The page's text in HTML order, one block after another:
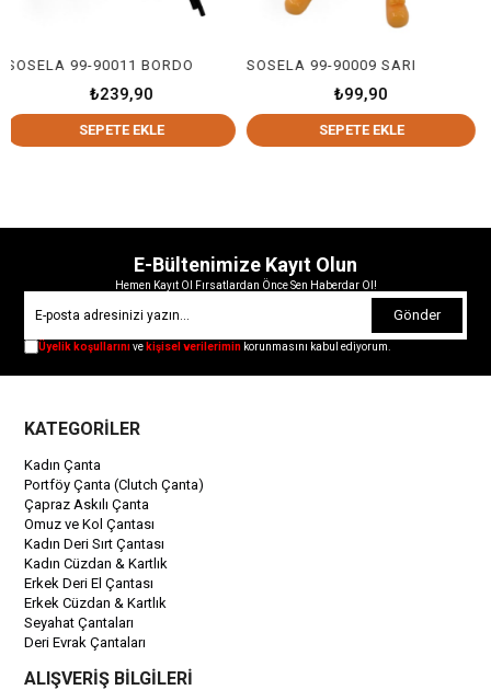
99-90011 BORDO
₺239,90
SEPETE EKLE
SOSELA 99-90009 SARI
₺99,90
SEPETE EKLE
E-Bültenimize Kayıt Olun
Hemen Kayıt Ol Fırsatlardan Önce Sen Haberdar Ol!
Gönder
Üyelik koşullarınıve kişisel verilerimin korunmasını kabul ediyorum.
KATEGORİLER
Kadın Çanta
Portföy Çanta (Clutch Çanta)
Çapraz Askılı Çanta
Omuz ve Kol Çantası
Kadın Deri Sırt Çantası
Kadın Cüzdan & Kartlık
Erkek Deri El Çantası
Erkek Cüzdan & Kartlık
Seyahat Çantaları
Deri Evrak Çantaları
ALIŞVERİŞ BİLGİLERİ